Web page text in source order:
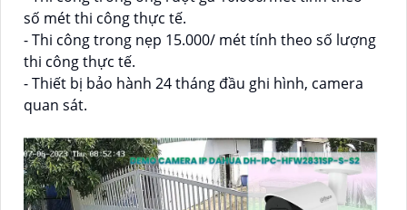
số mét thi công thực tế.
- Thi công trong nẹp 15.000/ mét tính theo số lượng
thi công thực tế.
- Thiết bị bảo hành 24 tháng đầu ghi hình, camera
quan sát.